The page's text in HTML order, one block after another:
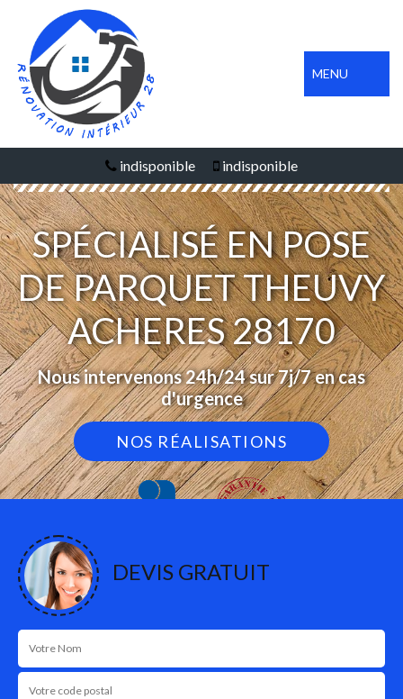
MENU
indisponible indisponible
SPÉCIALISÉ EN POSE
DE PARQUET THEUVY
ACHERES 28170
Nous intervenons 24h/24 sur 7j/7 en cas
d'urgence
NOS RÉALISATIONS
DEVIS GRATUIT